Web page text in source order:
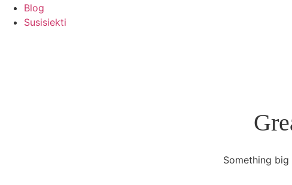
Blog
Susisiekti
Something